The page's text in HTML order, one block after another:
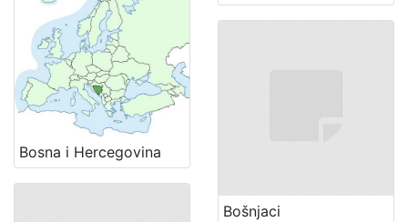
Bosna i Hercegovina
Bošnjaci